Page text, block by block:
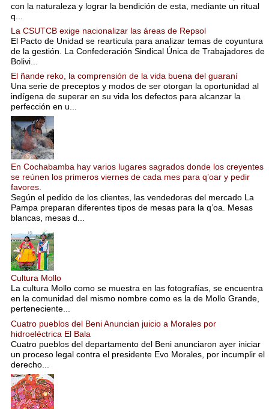
con la naturaleza y lograr la bendición de esta, mediante un ritual
q...
La CSUTCB exige nacionalizar las áreas de Repsol
El Pacto de Unidad se rearticula para analizar temas de coyuntura
de la gestión. La Confederación Sindical Única de Trabajadores de
Bolivi...
El ñande reko, la comprensión de la vida buena del guaraní
Una serie de preceptos y modos de ser otorgan la oportunidad al
indígena de superar en su vida los defectos para alcanzar la
perfección en u...
En Cochabamba hay varios lugares sagrados donde los creyentes
se reúnen los primeros viernes de cada mes para q’oar y pedir
favores.
Según el pedido de los clientes, las vendedoras del mercado La
Pampa preparan diferentes tipos de mesas para la q’oa. Mesas
blancas, mesas d...
Cultura Mollo
La cultura Mollo como se muestra en las fotografías, se encuentra
en la comunidad del mismo nombre como es la de Mollo Grande,
perteneciente...
Cuatro pueblos del Beni Anuncian juicio a Morales por
hidroeléctrica El Bala
Cuatro pueblos del departamento del Beni anunciaron ayer iniciar
un proceso legal contra el presidente Evo Morales, por incumplir el
derecho...